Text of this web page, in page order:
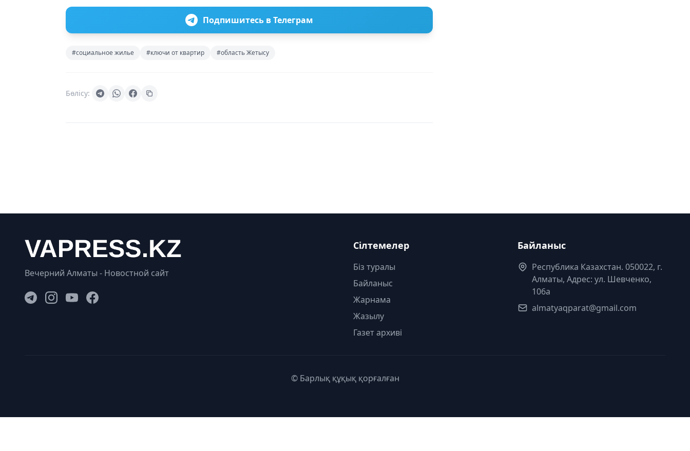
Подпишитесь в Телеграм
#социальное жилье #ключи от квартир #область Жетысу
Бөлісу:
Вечерний Алматы - Новостной сайт
Сілтемелер
Біз туралы
Байланыс
Жарнама
Жазылу
Газет архиві
Байланыс
Республика Казахстан. 050022, г.
Алматы, Адрес: ул. Шевченко,
106а
almatyaqparat@gmail.com
© Барлық құқық қорғалған